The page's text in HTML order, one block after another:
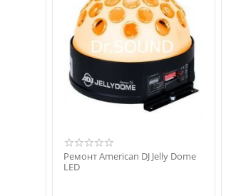
Ремонт American DJ Jelly Dome
LED